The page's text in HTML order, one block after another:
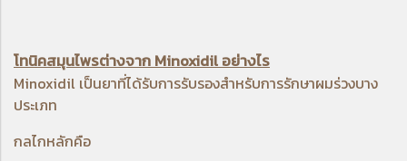
โทนิคสมุนไพรต่างจาก Minoxidil อย่างไร
Minoxidil เป็นยาที่ได้รับการรับรองสำหรับการรักษาผมร่วงบาง
ประเภท
กลไกหลักคือ